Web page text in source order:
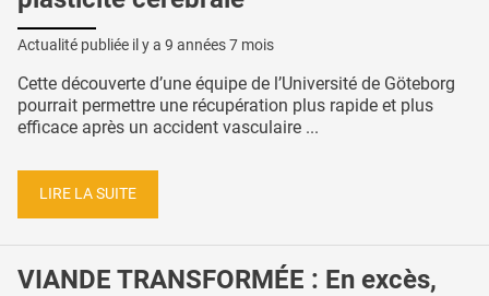
Actualité publiée il y a 9 années 7 mois
Cette découverte d’une équipe de l’Université de Göteborg
pourrait permettre une récupération plus rapide et plus
efficace après un accident vasculaire ...
LIRE LA SUITE
VIANDE TRANSFORMÉE : En excès,